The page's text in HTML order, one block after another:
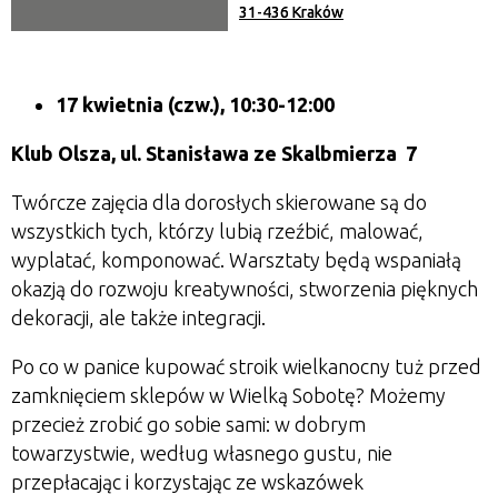
31-436 Kraków
17 kwietnia (czw.), 10:30-12:00
Klub Olsza, ul. Stanisława ze Skalbmierza 7
Twórcze zajęcia dla dorosłych skierowane są do
wszystkich tych, którzy lubią rzeźbić, malować,
wyplatać, komponować. Warsztaty będą wspaniałą
okazją do rozwoju kreatywności, stworzenia pięknych
dekoracji, ale także integracji.
Po co w panice kupować stroik wielkanocny tuż przed
zamknięciem sklepów w Wielką Sobotę? Możemy
przecież zrobić go sobie sami: w dobrym
towarzystwie, według własnego gustu, nie
przepłacając i korzystając ze wskazówek